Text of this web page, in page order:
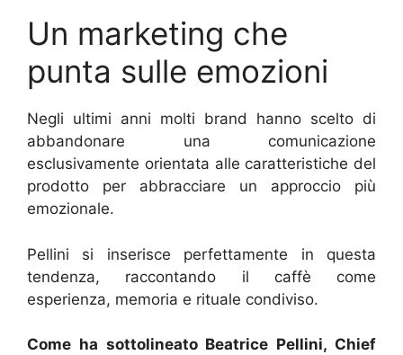
Un marketing che
punta sulle emozioni
Negli ultimi anni molti brand hanno scelto di
abbandonare una comunicazione
esclusivamente orientata alle caratteristiche del
prodotto per abbracciare un approccio più
emozionale.
Pellini si inserisce perfettamente in questa
tendenza, raccontando il caffè come
esperienza, memoria e rituale condiviso.
Come ha sottolineato Beatrice Pellini, Chief